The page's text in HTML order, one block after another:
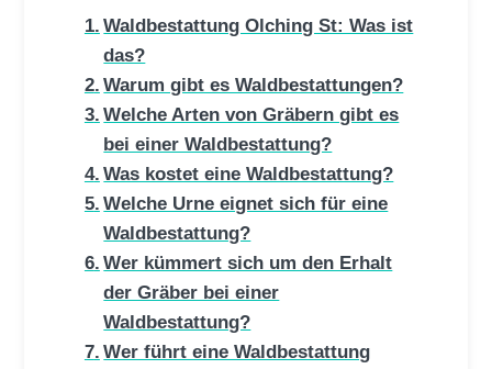
Waldbestattung Olching St: Was ist
das?
Warum gibt es Waldbestattungen?
Welche Arten von Gräbern gibt es
bei einer Waldbestattung?
Was kostet eine Waldbestattung?
Welche Urne eignet sich für eine
Waldbestattung?
Wer kümmert sich um den Erhalt
der Gräber bei einer
Waldbestattung?
Wer führt eine Waldbestattung